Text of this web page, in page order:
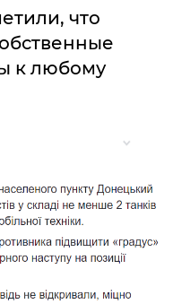
что
к любому